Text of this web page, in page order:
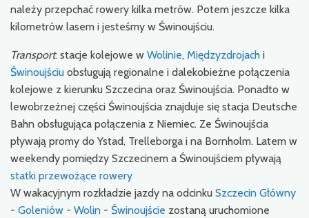
należy przepchać rowery kilka metrów. Potem jeszcze kilka
kilometrów lasem i jesteśmy w Świnoujściu.
Transport: stacje kolejowe w Wolinie, Międzyzdrojach i
Świnoujściu obsługują regionalne i dalekobieżne połączenia
kolejowe z kierunku Szczecina oraz Świnoujścia. Ponadto w
lewobrzeżnej części Świnoujścia znajduje się stacja Deutsche
Bahn obsługująca połączenia z Niemiec. Ze Świnoujścia
pływają promy do Ystad, Trelleborga i na Bornholm. Latem w
weekendy pomiędzy Szczecinem a Świnoujściem pływają
statki przewożące rowery
W wakacyjnym rozkładzie jazdy na odcinku Szczecin Główny
- Goleniów - Wolin - Świnoujście zostaną uruchomione